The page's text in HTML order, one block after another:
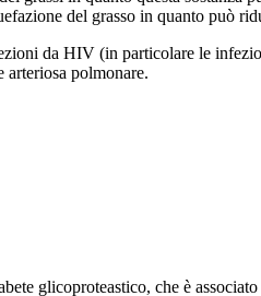
del grasso in quanto può
da HIV (in particolare le
polmonare.
glicoproteastico, che è